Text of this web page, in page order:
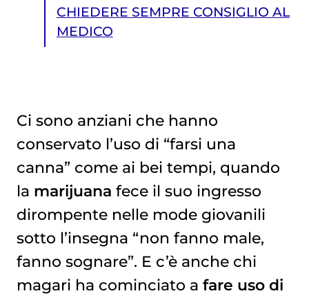
CHIEDERE SEMPRE CONSIGLIO AL
MEDICO
Ci sono anziani che hanno
conservato l’uso di “farsi una
canna” come ai bei tempi, quando
la marijuana fece il suo ingresso
dirompente nelle mode giovanili
sotto l’insegna “non fanno male,
fanno sognare”. E c’è anche chi
magari ha cominciato a fare uso di